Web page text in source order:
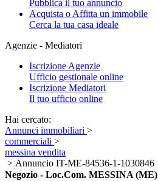
Pubblica il tuo annuncio
Acquista o Affitta un immobile
Cerca la tua casa ideale
Agenzie - Mediatori
Iscrizione Agenzie
Ufficio gestionale online
Iscrizione Mediatori
Il tuo ufficio online
Hai cercato:
Annunci immobiliari >
commerciali >
messina vendita
> Annuncio IT-ME-84536-1-1030846
Negozio - Loc.Com. MESSINA (ME)